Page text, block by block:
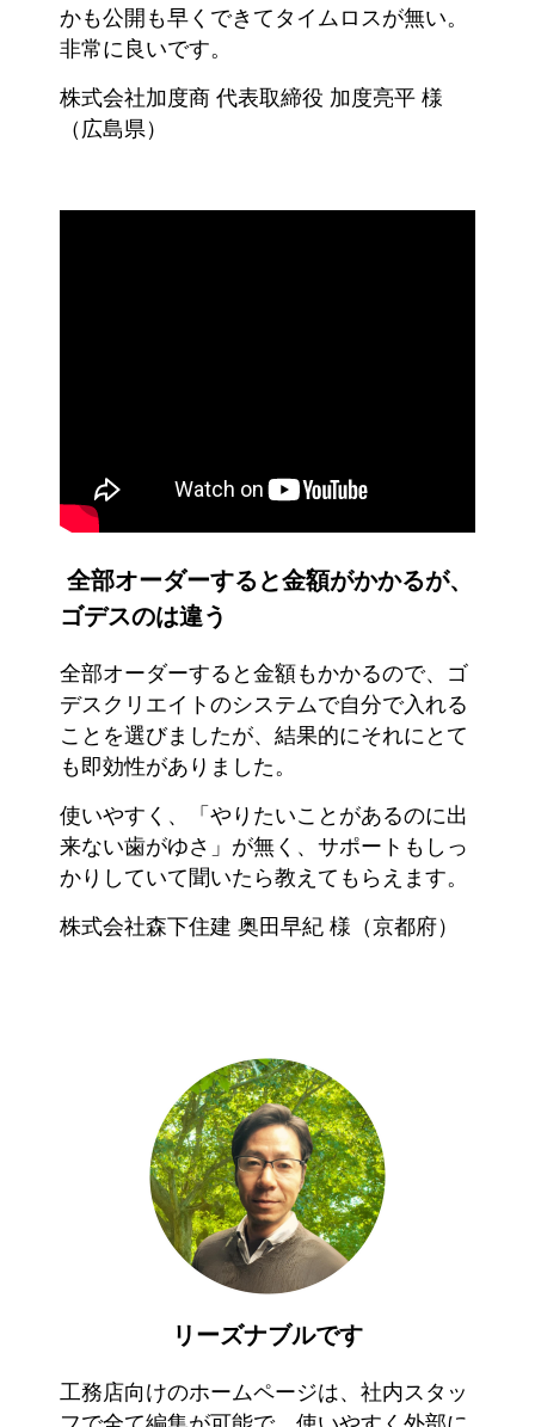
かも公開も早くできてタイムロスが無い。
非常に良いです。
株式会社加度商 代表取締役 加度亮平 様
（広島県）
全部オーダーすると金額がかかるが、
ゴデスのは違う
全部オーダーすると金額もかかるので、ゴ
デスクリエイトのシステムで自分で入れる
ことを選びましたが、結果的にそれにとて
も即効性がありました。
使いやすく、「やりたいことがあるのに出
来ない歯がゆさ」が無く、サポートもしっ
かりしていて聞いたら教えてもらえます。
株式会社森下住建 奥田早紀 様（京都府）
リーズナブルです
工務店向けのホームページは、社内スタッ